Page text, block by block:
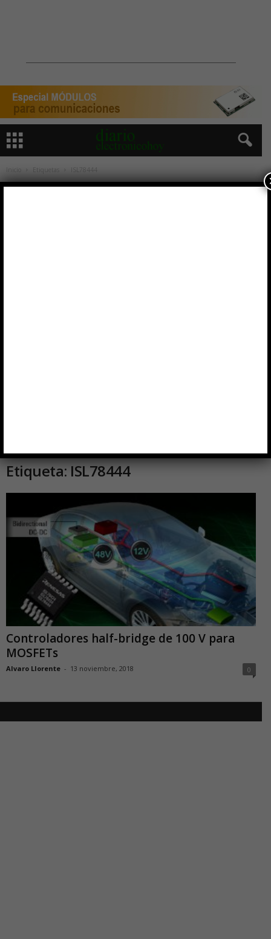
Inicio Etiquetas ISL78444
Etiqueta: ISL78444
Controladores half-bridge de 100 V para
MOSFETs
Alvaro Llorente - 13 noviembre, 2018 0